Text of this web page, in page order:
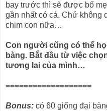
bay trước thì sẽ được bố
gần nhất có cá. Chứ không
chim con nữa…
Con người cũng có thể
bàng. Bắt đầu từ việc
tương lai của mình…
===================
Bonus: có 60 giống đại